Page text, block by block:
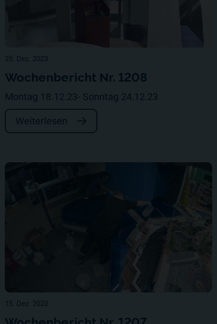
25. Dez. 2023
Wochenbericht Nr. 1208
Montag 18.12.23- Sonntag 24.12.23
Weiterlesen
15. Dez. 2023